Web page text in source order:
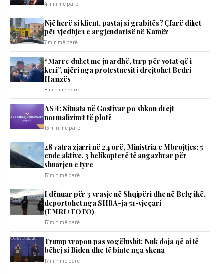
4 min më parë
Një herë si klient, pastaj si grabitës? Çfarë dihet
për vjedhjen e argjendarisë në Kamëz
7 min më parë
“Marre duhet me ju ardhë, turp për votat që i
keni”, njëri nga protestuesit i drejtohet Bedri
Hamzës
8 min më parë
ASH: Situata në Gostivar po shkon drejt
normalizimit të plotë
13 min më parë
28 vatra zjarri në 24 orë, Ministria e Mbrojtjes: 5
ende aktive. 3 helikopterë të angazhuar për
shuarjen e tyre
17 min më parë
I dënuar për 3 vrasje në Shqipëri dhe në Belgjikë,
deportohet nga SHBA-ja 51-vjeçari
(EMRI+FOTO)
17 min më parë
Trump vrapon pas vogëlushit: Nuk doja që ai të
bëhej si Biden dhe të binte nga skena
17 min më parë